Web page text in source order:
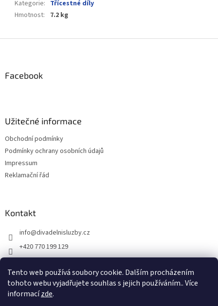
Tento web používá soubory cookie. Dalším procházením
tohoto webu vyjadřujete souhlas s jejich používáním.. Více
informacízde.
Kategorie: Třícestné díly
Hmotnost: 7.2 kg
Facebook
Užitečné informace
Obchodní podmínky
Podmínky ochrany osobních údajů
Impressum
Reklamační řád
Kontakt
info@divadelnisluzby.cz
+420 770 199 129
Divadelní služby Plzeň
divadelni_sluzby_plzen